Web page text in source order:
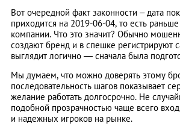
Вот очередной факт законности – дата
приходится на 2019-06-04, то есть
компании. Что это значит? Обычно
создают бренд и в спешке регистрируют
выглядит логично — сначала была
Мы думаем, что можно доверять этому
последовательность шагов показывает
желание работать долгосрочно. Не
подобной прозрачностью чаще всего
и надежных игроков на рынке.